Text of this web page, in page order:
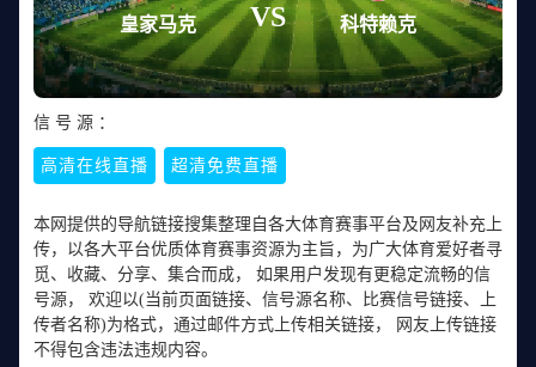
皇家马克
VS
科特赖克
信 号 源 ：
高清在线直播 超清免费直播
本网提供的导航链接搜集整理自各大体育赛事平台及网友补充上
传，以各大平台优质体育赛事资源为主旨，为广大体育爱好者寻
觅、收藏、分享、集合而成， 如果用户发现有更稳定流畅的信
号源， 欢迎以(当前页面链接、信号源名称、比赛信号链接、上
传者名称)为格式，通过邮件方式上传相关链接， 网友上传链接
不得包含违法违规内容。